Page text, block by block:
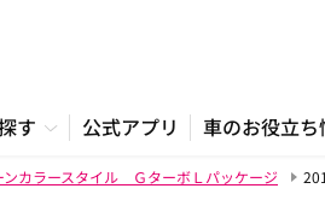
す 公式アプリ 車のお役立ち
ンカラースタイル ＧターボＬパッケージ